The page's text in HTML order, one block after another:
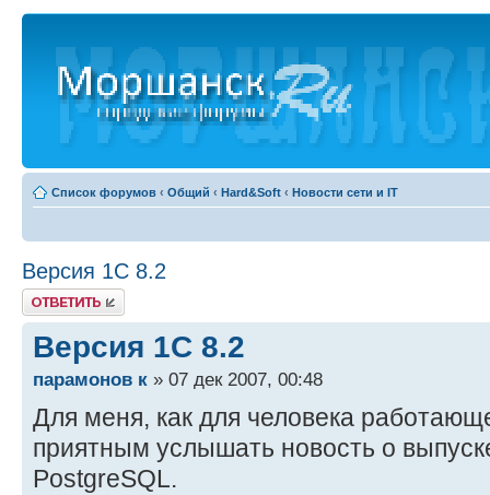
Список форумов ‹ Общий ‹ Hard&Soft ‹ Новости сети и IT
Версия 1С 8.2
Ответить
Версия 1С 8.2
парамонов к » 07 дек 2007, 00:48
Для меня, как для человека
приятным услышать новость о
PostgreSQL.